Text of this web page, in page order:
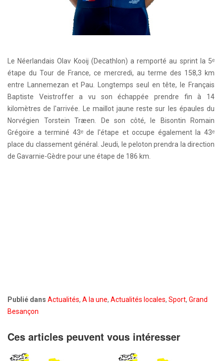
Le Néerlandais Olav Kooij (Decathlon) a remporté au sprint la 5ᵉ
étape du Tour de France, ce mercredi, au terme des 158,3 km
entre Lannemezan et Pau. Longtemps seul en tête, le Français
Baptiste Veistroffer a vu son échappée prendre fin à 14
kilomètres de l'arrivée. Le maillot jaune reste sur les épaules du
Norvégien Torstein Træen. De son côté, le Bisontin Romain
Grégoire a terminé 43ᵉ de l'étape et occupe également la 43ᵉ
place du classement général. Jeudi, le peloton prendra la direction
de Gavarnie-Gèdre pour une étape de 186 km.
Publié dans Actualités, A la une, Actualités locales, Sport, Grand
Besançon
Ces articles peuvent vous intéresser